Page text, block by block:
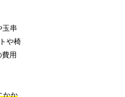
玉串
や椅
用
かか